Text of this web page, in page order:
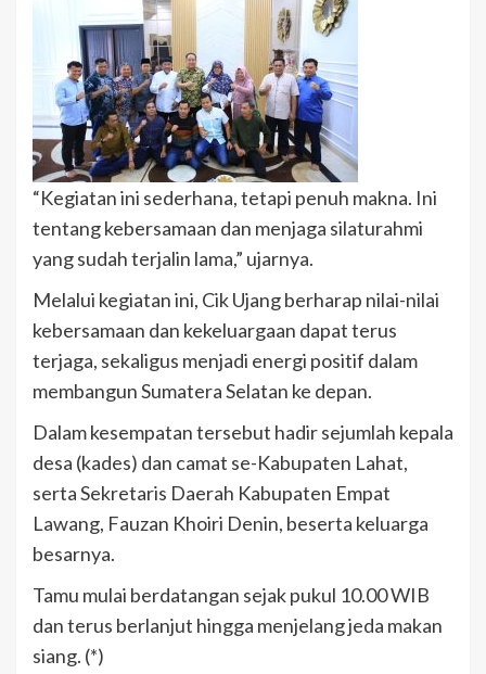
“Kegiatan ini sederhana, tetapi penuh makna. Ini
tentang kebersamaan dan menjaga silaturahmi
yang sudah terjalin lama,” ujarnya.
Melalui kegiatan ini, Cik Ujang berharap nilai-nilai
kebersamaan dan kekeluargaan dapat terus
terjaga, sekaligus menjadi energi positif dalam
membangun Sumatera Selatan ke depan.
Dalam kesempatan tersebut hadir sejumlah kepala
desa (kades) dan camat se-Kabupaten Lahat,
serta Sekretaris Daerah Kabupaten Empat
Lawang, Fauzan Khoiri Denin, beserta keluarga
besarnya.
Tamu mulai berdatangan sejak pukul 10.00 WIB
dan terus berlanjut hingga menjelang jeda makan
siang. (*)